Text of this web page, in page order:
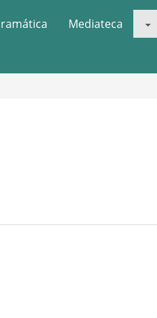
Mediateca